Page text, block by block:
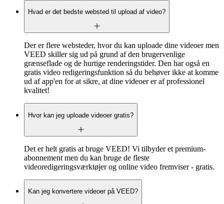
Hvad er det bedste websted til upload af video?
Der er flere websteder, hvor du kan uploade dine videoer men
VEED skiller sig ud på grund af den brugervenlige
grænseflade og de hurtige renderingstider. Den har også en
gratis video redigeringsfunktion så du behøver ikke at komme
ud af app'en for at sikre, at dine videoer er af professionel
kvalitet!
Hvor kan jeg uploade videoer gratis?
Det er helt gratis at bruge VEED! Vi tilbyder et premium-
abonnement men du kan bruge de fleste
videoredigeringsværktøjer og online video fremviser - gratis.
Kan jeg konvertere videoer på VEED?